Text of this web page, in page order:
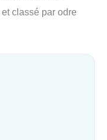
classé par odre